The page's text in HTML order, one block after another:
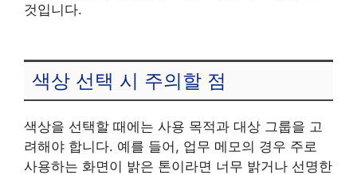
것입니다.
색상 선택 시 주의할 점
색상을 선택할 때에는 사용 목적과 대상 그룹을 고
려해야 합니다. 예를 들어, 업무 메모의 경우 주로
사용하는 화면이 밝은 톤이라면 너무 밝거나 선명한